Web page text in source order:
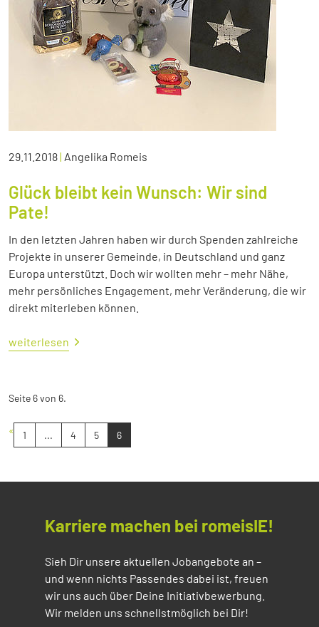
29.11.2018| Angelika Romeis
Glück bleibt kein Wunsch: Wir sind
Pate!
In den letzten Jahren haben wir durch Spenden zahlreiche
Projekte in unserer Gemeinde, in Deutschland und ganz
Europa unterstützt. Doch wir wollten mehr – mehr Nähe,
mehr persönliches Engagement, mehr Veränderung, die wir
direkt miterleben können.
weiterlesen
Seite 6 von 6.
« 1 ... 4 5 6
Karriere machen bei romeisIE!
Sieh Dir unsere aktuellen Jobangebote an –
und wenn nichts Passendes dabei ist, freuen
wir uns auch über Deine Initiativbewerbung.
Wir melden uns schnellstmöglich bei Dir!